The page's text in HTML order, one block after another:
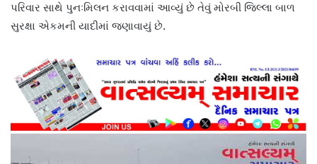
પરિવાર સાથે પુનઃમિલન કરાવવામાં આવ્યું છે તેવું મોરબી જિલ્લા બાળ
સુરક્ષા એકમની યાદીમાં જણાવાયું છે.